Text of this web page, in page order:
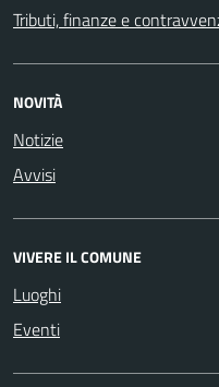
Tributi, finanze e
NOVITÀ
Notizie
Avvisi
VIVERE IL COMUNE
Luoghi
Eventi